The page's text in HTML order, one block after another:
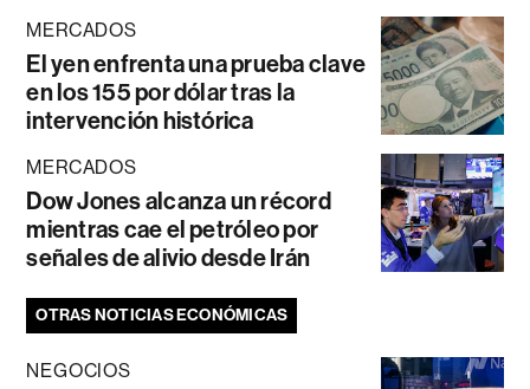
MERCADOS
El yen enfrenta una prueba clave
en los 155 por dólar tras la
intervención histórica
MERCADOS
Dow Jones alcanza un récord
mientras cae el petróleo por
señales de alivio desde Irán
OTRAS NOTICIAS ECONÓMICAS
NEGOCIOS